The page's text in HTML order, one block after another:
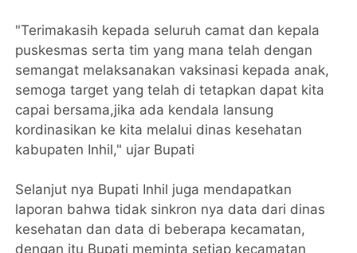
"Terimakasih kepada seluruh camat dan kepala
puskesmas serta tim yang mana telah dengan
semangat melaksanakan vaksinasi kepada anak,
semoga target yang telah di tetapkan dapat kita
capai bersama,jika ada kendala lansung
kordinasikan ke kita melalui dinas kesehatan
kabupaten Inhil," ujar Bupati
Selanjut nya Bupati Inhil juga mendapatkan
laporan bahwa tidak sinkron nya data dari dinas
kesehatan dan data di beberapa kecamatan,
dengan itu Bupati meminta setiap kecamatan